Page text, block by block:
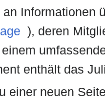
Informationen
), deren
enthält das
einer neuen